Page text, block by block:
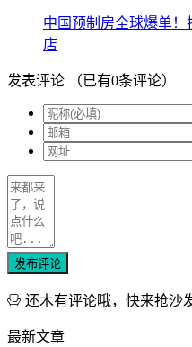
中国预制房全球爆单！
店
发表评论 （已有0条评论）
发布评论
还木有评论哦，快来抢沙
最新文章